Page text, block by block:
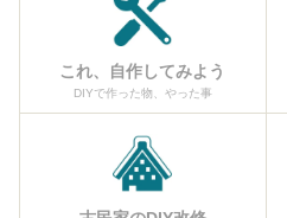
これ、自作してみよう
DIYで作った物、やった事